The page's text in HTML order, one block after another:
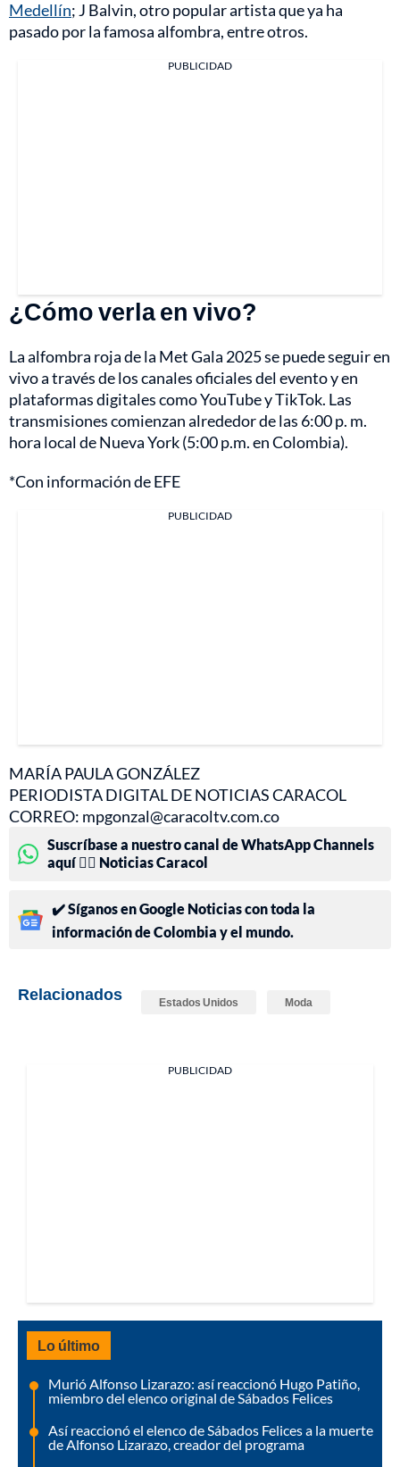
Medellín; J Balvin, otro popular artista que ya ha
pasado por la famosa alfombra, entre otros.
PUBLICIDAD
¿Cómo verla en vivo?
La alfombra roja de la Met Gala 2025 se puede seguir en
vivo a través de los canales oficiales del evento y en
plataformas digitales como YouTube y TikTok. Las
transmisiones comienzan alrededor de las 6:00 p. m.
hora local de Nueva York (5:00 p.m. en Colombia).
*Con información de EFE
PUBLICIDAD
MARÍA PAULA GONZÁLEZ
PERIODISTA DIGITAL DE NOTICIAS CARACOL
CORREO: mpgonzal@caracoltv.com.co
Suscríbase a nuestro canal de WhatsApp Channels
aquí 👉🏻 Noticias Caracol
✔️ Síganos en Google Noticias con toda la
información de Colombia y el mundo.
Relacionados Estados Unidos Moda
PUBLICIDAD
Lo último
Murió Alfonso Lizarazo: así reaccionó Hugo Patiño,
miembro del elenco original de Sábados Felices
Así reaccionó el elenco de Sábados Felices a la muerte
de Alfonso Lizarazo, creador del programa